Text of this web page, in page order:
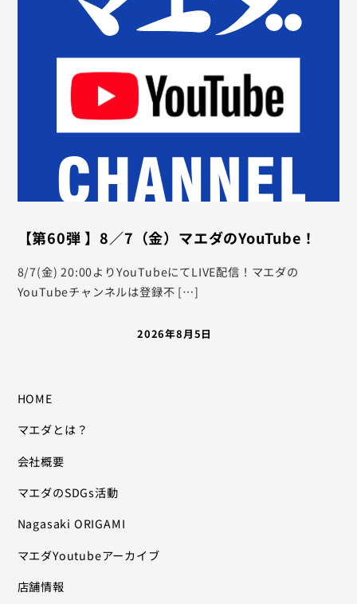
【第60弾 】8／7（金）マエダのYouTube！
8/7(金) 20:00よりYouTubeにてLIVE配信！マエダの
YouTubeチャンネルは登録不 […]
2026年8月5日
HOME
マエダとは？
会社概要
マエダのSDGs活動
Nagasaki ORIGAMI
マエダYoutubeアーカイブ
店舗情報